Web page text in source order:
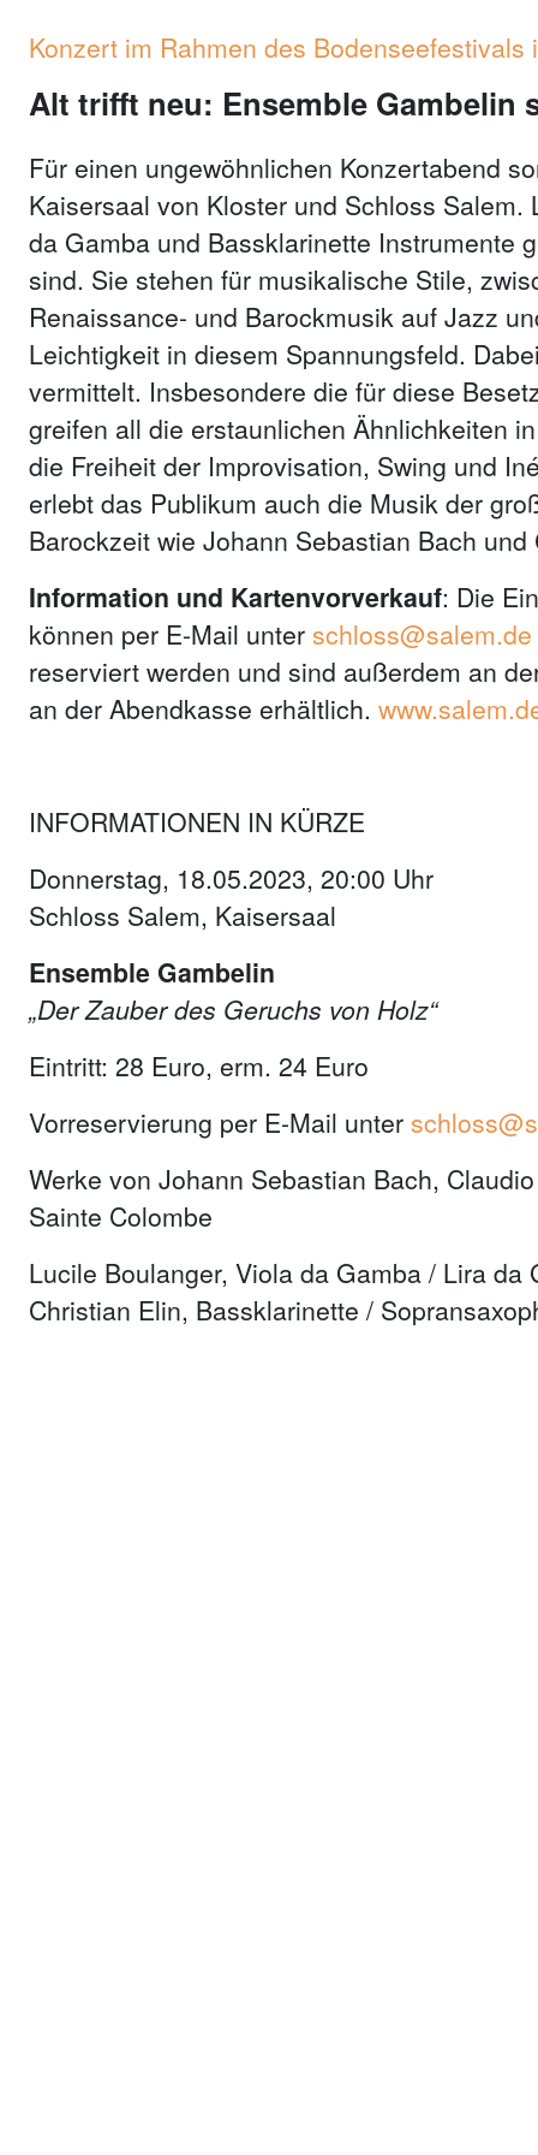
Konzert im Rahmen des
Alt trifft neu: Ensemble Gambelin
Für einen ungewöhnlichen Konzertabend
Kaisersaal von Kloster und Schloss
da Gamba und Bassklarinette Instrumente
sind. Sie stehen für musikalische Stile,
Renaissance- und Barockmusik auf Jazz
Leichtigkeit in diesem Spannungsfeld.
vermittelt. Insbesondere die für diese
greifen all die erstaunlichen Ähnlichkeiten
die Freiheit der Improvisation, Swing und
erlebt das Publikum auch die Musik der
Barockzeit wie Johann Sebastian Bach
Information und Kartenvorverkauf: Die
können per E-Mail unter schloss@salem.de
reserviert werden und sind außerdem an
an der Abendkasse erhältlich.
INFORMATIONEN IN KÜRZE
Donnerstag, 18.05.2023, 20:00 Uhr
Schloss Salem, Kaisersaal
Ensemble Gambelin
„Der Zauber des Geruchs von Holz“
Eintritt: 28 Euro, erm. 24 Euro
Vorreservierung per E-Mail unter
Werke von Johann Sebastian Bach,
Sainte Colombe
Lucile Boulanger, Viola da Gamba / Lira da
Christian Elin, Bassklarinette /